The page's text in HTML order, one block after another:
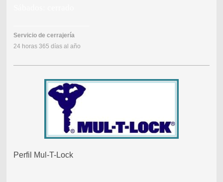
Servicio de cerrajería
24 horas 365 días al año
Perfil Mul-T-Lock